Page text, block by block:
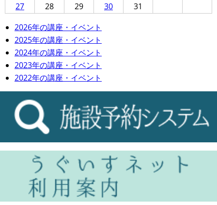
27
28 29 30
31
2026年の講座・イベント
2025年の講座・イベント
2024年の講座・イベント
2023年の講座・イベント
2022年の講座・イベント